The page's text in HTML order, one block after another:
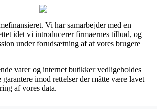
Vi har samarbejder med en
idet vi introducerer firmaernes tilbud, og
under forudsætning af at vores brugere
varer og internet butikker vedligeholdes
imod rettelser der måtte være lavet
af vores data.